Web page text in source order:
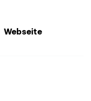
Webseite